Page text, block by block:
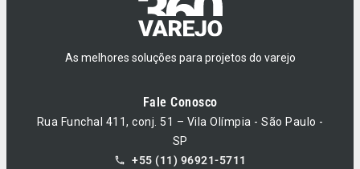
As melhores soluções para projetos do varejo
Fale Conosco
Rua Funchal 411, conj. 51 – Vila Olímpia - São Paulo -
SP
+55 (11) 96921-5711